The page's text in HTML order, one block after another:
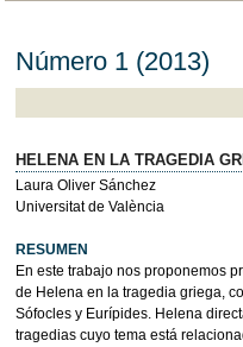
Número 1 (2013)
HELENA EN LA TRAGEDIA
Laura Oliver Sánchez
Universitat de València
RESUMEN
En este trabajo nos proponemos
de Helena en la tragedia griega,
Sófocles y Eurípides. Helena
tragedias cuyo tema está